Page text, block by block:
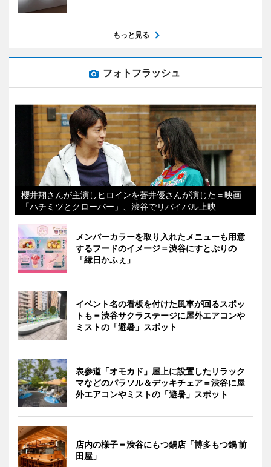
もっと見る
フォトフラッシュ
櫻井翔さんが主演しヒロインを蒼井優さんが演じた＝映画
「ハチミツとクローバー」、渋谷でリバイバル上映
メンバーカラーを取り入れたメニューも用意
するフードのイメージ＝渋谷にすとぷりの
「縁日かふぇ」
イベント名の看板を付けた風車が回るスポッ
トも＝渋谷サクラステージに屋外エアコンや
ミストの「避暑」スポット
表参道「オモカド」屋上に設置したリラック
マなどのパラソル＆デッキチェア＝渋谷に屋
外エアコンやミストの「避暑」スポット
店内の様子＝渋谷にもつ鍋店「博多もつ鍋 前
田屋」